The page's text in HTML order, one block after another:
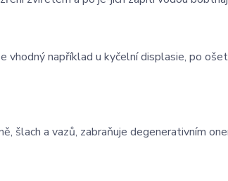
vhodný například u kyčelní displasie, po
šlach a vazů, zabraňuje degenerativním